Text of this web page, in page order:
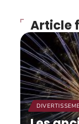
Article